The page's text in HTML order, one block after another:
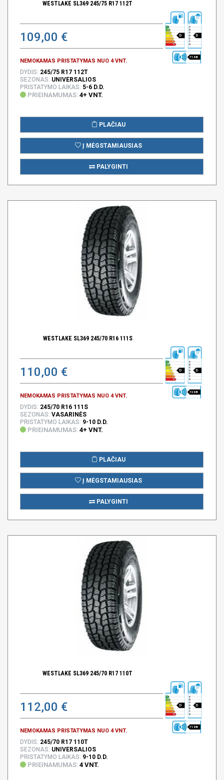
WESTLAKE SL369 245/75 R17 112T
109,00 €
NEMOKAMAS PRISTATYMAS NUO 4 VNT.
D D
71 DB
DYDIS: 245/75 R17 112T
SEZONAS: UNIVERSALIOS
PRISTATYMO LAIKAS: 5-6 D.D.
PRIEINAMUMAS: 4+ VNT.
PLAČIAU
Į MĖGSTAMIAUSIAS
PALYGINTI
WESTLAKE SL369 245/70 R16 111S
110,00 €
NEMOKAMAS PRISTATYMAS NUO 4 VNT.
D D
72 DB
DYDIS: 245/70 R16 111S
SEZONAS: VASARINĖS
PRISTATYMO LAIKAS: 9-10 D.D.
PRIEINAMUMAS: 4+ VNT.
PLAČIAU
Į MĖGSTAMIAUSIAS
PALYGINTI
WESTLAKE SL369 245/70 R17 110T
112,00 €
NEMOKAMAS PRISTATYMAS NUO 4 VNT.
D D
71 DB
DYDIS: 245/70 R17 110T
SEZONAS: UNIVERSALIOS
PRISTATYMO LAIKAS: 9-10 D.D.
PRIEINAMUMAS: 4 VNT.